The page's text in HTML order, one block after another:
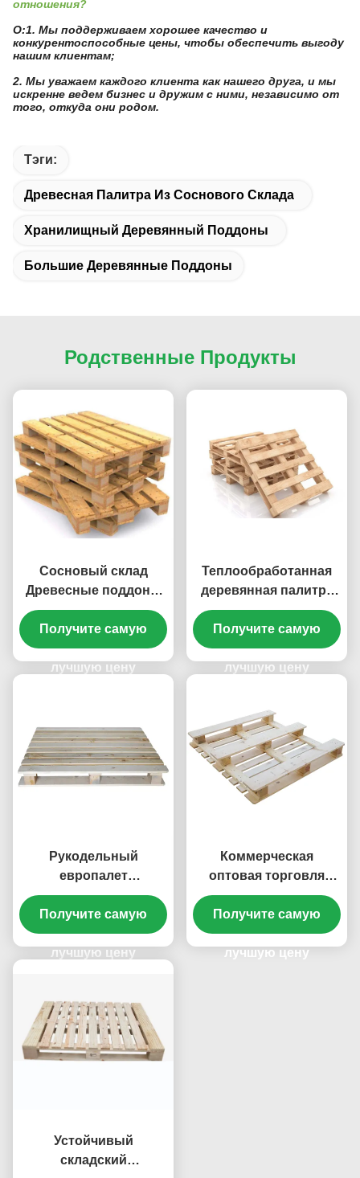
отношения?
О:1. Мы поддерживаем хорошее качество и
конкурентоспособные цены, чтобы обеспечить выгоду
нашим клиентам;
2. Мы уважаем каждого клиента как нашего друга, и мы
искренне ведем бизнес и дружим с ними, независимо от
того, откуда они родом.
Тэги:
Древесная Палитра Из Соснового Склада
Хранилищный Деревянный Поддоны
Большие Деревянные Поддоны
Родственные Продукты
Сосновый склад
Древесные поддоны
Логистика Транспорт
Древесные
европалеты
Получите самую
лучшую цену
Теплообработанная
деревянная палитра
из эпаля 4 пути евро
деревянные палитра
сосновая деревянная
палитра
Получите самую
лучшую цену
Рукодельный
европалет
деревянный палет
деревянный
плакатный набор
прочный эпальный
Получите самую
лучшую цену
Коммерческая
оптовая торговля
деревянными
поддонами Сильная
прочная структура
Теплообработанные
Получите самую
лучшую цену
Устойчивый
складский